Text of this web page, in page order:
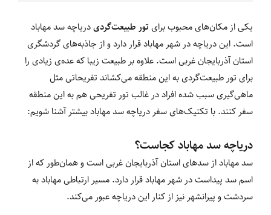
یکی از مکان‌های محبوب برای تور طبیعت‌گردیدریاچه سد مهاباد
است. این دریاچه در شهر مهاباد قرار دارد و از جاذبه‌های گردشگری
استان آذربایجان غربی است. علاوه بر طبیعت زیبا که عده‌ی زیادی را
برای تور طبیعت‌گردی به این منطقه می‌کشاند تفریحاتی مثل
ماهی‌گیری سبب شده افراد در غالب تور تفریحی هم به این منطقه
سفر کنند. با تکنیک‌های سفر دریاچه سد مهاباد بیشتر آشنا شویم:
دریاچه سد مهاباد کجاست؟
سد مهاباد از سدهای استان آذربایجان غربی است و همان‌طور که از
اسم سد پیداست در شهر مهاباد قرار دارد. مسیر ارتباطی مهاباد به
سردشت و پیرانشهر نیز از کنار این دریاچه عبور می‌کند.